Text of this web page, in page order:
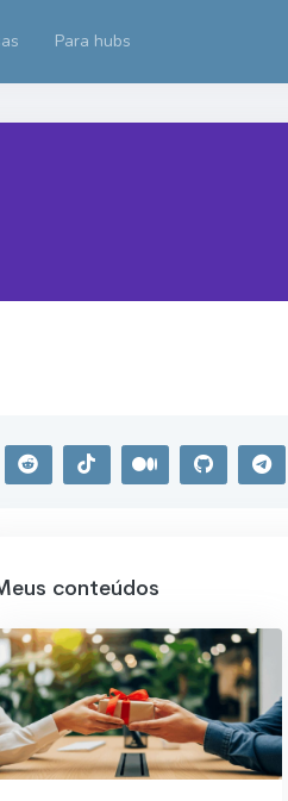
Para hubs
conteúdos